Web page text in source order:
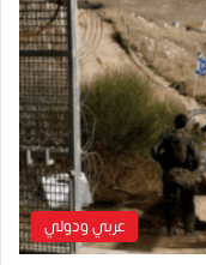
عربي ودولي